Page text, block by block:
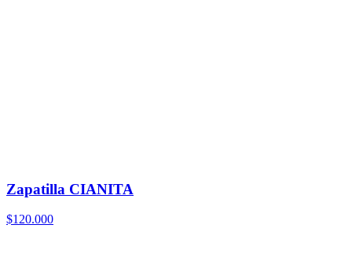
Zapatilla CIANITA
$120.000